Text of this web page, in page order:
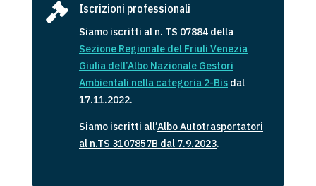
 Iscrizioni professionali
Siamo iscritti al n. TS 07884 della
Sezione Regionale del Friuli Venezia
Giulia dell’Albo Nazionale Gestori
Ambientali nellacategoria 2-Bisdal
17.11.2022.
Siamo iscritti all’Albo Autotrasportatori
al n.TS 3107857B dal 7.9.2023.